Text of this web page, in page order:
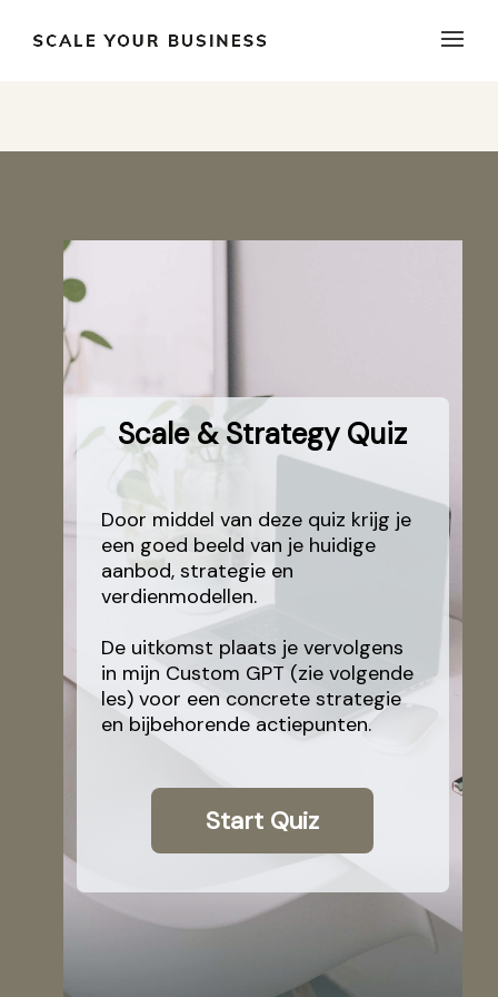
Titel cursus
Scale & Strategy Quiz
Door middel van deze quiz krijg je
een goed beeld van je huidige
aanbod, strategie en
verdienmodellen.
De uitkomst plaats je vervolgens
in mijn Custom GPT (zie volgende
les) voor een concrete strategie
en bijbehorende actiepunten.
Start Quiz